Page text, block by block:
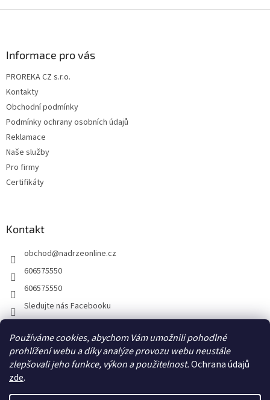
Používáme cookies, abychom Vám umožnili pohodlné
prohlížení webu a díky analýze provozu webu neustále
zlepšovali jeho funkce, výkon a použitelnost.Ochrana údajů
zde.
Informace pro vás
PROREKA CZ s.r.o.
Kontakty
Obchodní podmínky
Podmínky ochrany osobních údajů
Reklamace
Naše služby
Pro firmy
Certifikáty
Kontakt
obchod@nadrzeonline.cz
606575550
606575550
Sledujte nás Facebooku